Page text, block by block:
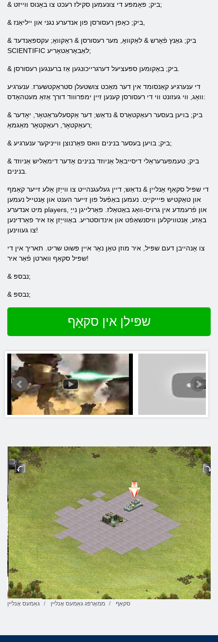
& ביק; פּאָמפּע די צונעמען סקילז רעכט צו באָנוס ווייזט;
& ביק; גאַנץ פֿאָרש & לאַקוואָ, מער רעסורסן & ראַקוואָ; עקספּאַנדעד
SCIENTIFIC לאַבאָראַטאָריע;
די ענערגיע קאַנסומד אין דער מאַכט צושטעלן סטראַקטשערז. ענערגיע
וואָג, ווי געזונט ווי די רעסורסן קענען זיין ימפּרוווד דורך אַזאַ מעטהאָדס:
& ביק; בויען בעסער רעאַקטאָרס & נדאַש; דער אַקסעלעראַטאָר, יאָדער
רעאַקטאָר, רעאַקטאָר מאַגמאַ;
& ביק; בויען בעסער בנינים וואס פאַרנוצן ווייניקער ענערגיע;
& ביק; טעמפּערעראַלי דיסייבאַל אַניוזד בנינים אָדער דימאַליש אַניוזד
די שפּיל סקאַף אָנליין & נדאַש; דיין געלעגנהייט צו ווייַזן אַלע זייער קאַמף
און טאַקטיש פיייקייַט. נעמען באַפֿעל פון זייער הענט און אָנטייל נעמען
מיט אנדערע players, און פֿרעמדע אין גרויס-וואָג באַטאַלז. פאַרלייגן נייַ
באַזע, אַנטוויקלען וויסנשאַפֿט און אינדוסטריע. באַווייַזן אַז איר פאַרדינען
צו געווינען!
צו אָנהייבן דעם שפּיל, איר מוזן טאָן נאָר איין פּשוט שריט. תאריך אין די
שפּיל סקאַף ווארטן פֿאַר איר!
& נבספּ;
& נבספּ;
שפּילן אין סקאַף
גאַמעס אָנליין ממאָרפּג גאַמעס אָנליין סקאַף